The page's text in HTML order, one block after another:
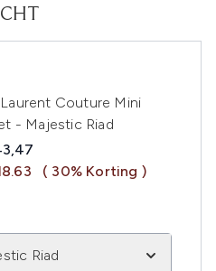
Couture Mini
- Majestic Riad
Retail Price:
prijs:
( 30% Korting )
Riad